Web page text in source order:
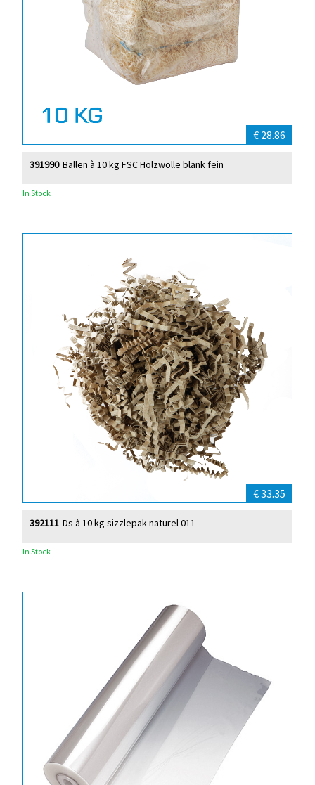
€ 28.86
Ballen à 10 kg FSC Holzwolle blank fein
391990
In Stock
€ 33.35
Ds à 10 kg sizzlepak naturel 011
392111
In Stock